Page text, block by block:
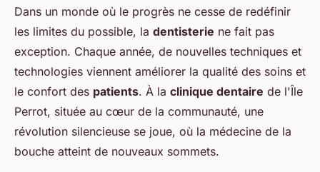
Quels sont les derniers
développements en
dentisterie pratiqués à la
clinique de l'Île Perrot ?
toussaint•25 novembre 2024• 2 min de lecture
Dans un monde où le progrès ne cesse de redéfinir
les limites du possible, la dentisterie ne fait pas
exception. Chaque année, de nouvelles techniques et
technologies viennent améliorer la qualité des soins et
le confort des patients. À la clinique dentaire de l'Île
Perrot, située au cœur de la communauté, une
révolution silencieuse se joue, où la médecine de la
bouche atteint de nouveaux sommets.